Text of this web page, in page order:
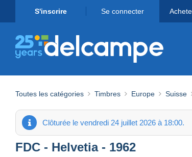
S'inscrire Se connecter
Toutes les catégories Timbres Europe Suisse
Clôturée le vendredi 24 juillet 2026 à 18:00.
FDC - Helvetia - 1962